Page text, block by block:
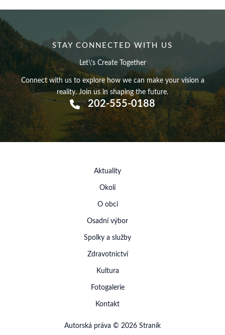
STAY CONNECTED WITH US
Let\’s Create Together
Connect with us to explore how we can make your vision a
reality. Join us in shaping the future.
202-555-0188
Aktuality
Okolí
O obci
Osadní výbor
Spolky a služby
Zdravotnictví
Kultura
Fotogalerie
Kontakt
Autorská práva © 2026 Straník